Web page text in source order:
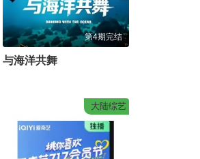
第4期完结
与海洋共舞
大陆综艺